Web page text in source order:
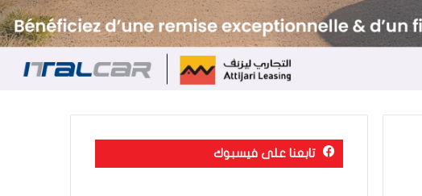
تابعنا على فيسبوك